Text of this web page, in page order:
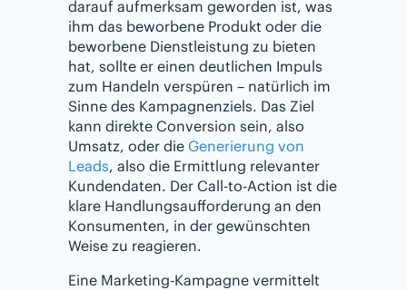
darauf aufmerksam geworden ist, was
ihm das beworbene Produkt oder die
beworbene Dienstleistung zu bieten
hat, sollte er einen deutlichen Impuls
zum Handeln verspüren – natürlich im
Sinne des Kampagnenziels. Das Ziel
kann direkte Conversion sein, also
Umsatz, oder die Generierung von
Leads, also die Ermittlung relevanter
Kundendaten. Der Call-to-Action ist die
klare Handlungsaufforderung an den
Konsumenten, in der gewünschten
Weise zu reagieren.
Eine Marketing-Kampagne vermittelt